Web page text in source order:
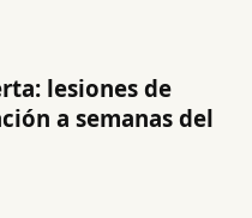
lesiones de
a semanas del